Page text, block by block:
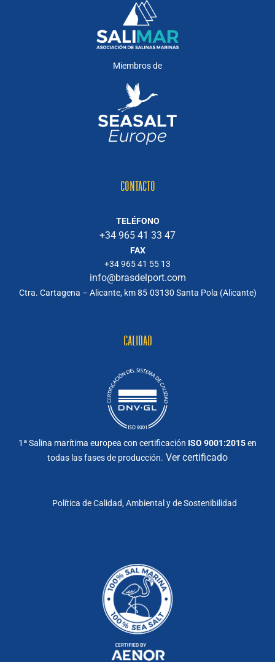
Miembros de
CONTACTO
TELÉFONO
+34 965 41 33 47
FAX
+34 965 41 55 13
info@brasdelport.com
Ctra. Cartagena – Alicante, km 85 03130 Santa Pola (Alicante)
CALIDAD
1ª Salina marítima europea con certificación ISO 9001:2015en
todas las fases de producción. Ver certificado
Política de Calidad, Ambiental y de Sostenibilidad